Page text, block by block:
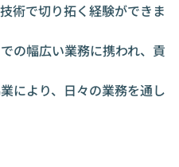
術で切り拓く経験ができま
の幅広い業務に携われ、貢
により、日々の業務を通し